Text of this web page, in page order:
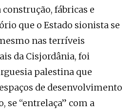
fábricas e
que o Estado sionista se
nas terríveis
da Cisjordânia, foi
palestina que
de desenvolvimento
se “entrelaça” com a